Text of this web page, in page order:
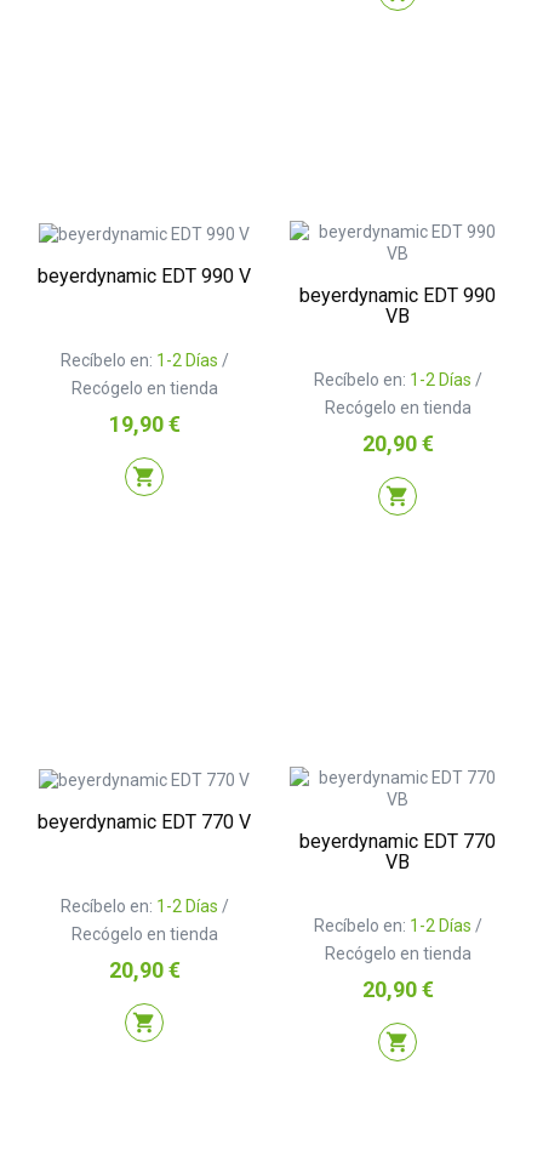
beyerdynamic EDT 990 V
Recíbelo en: 1-2 Días /
Recógelo en tienda
Precio
19,90 €
shopping_cart
beyerdynamic EDT 990
VB
Recíbelo en: 1-2 Días /
Recógelo en tienda
Precio
20,90 €
shopping_cart
beyerdynamic EDT 770 V
Recíbelo en: 1-2 Días /
Recógelo en tienda
Precio
20,90 €
shopping_cart
beyerdynamic EDT 770
VB
Recíbelo en: 1-2 Días /
Recógelo en tienda
Precio
20,90 €
shopping_cart